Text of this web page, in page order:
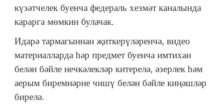
күзәтчелек буенча федераль хезмәт каналында
карарга мөмкин булачак.
Идарә тармагыннан җиткерүләренчә, видео
материалларда һәр предмет буенча имтихан
белән бәйле нечкәлекләр китерелә, әзерлек һәм
аерым биремнәрне чишү белән бәйле киңәшләр
бирелә.